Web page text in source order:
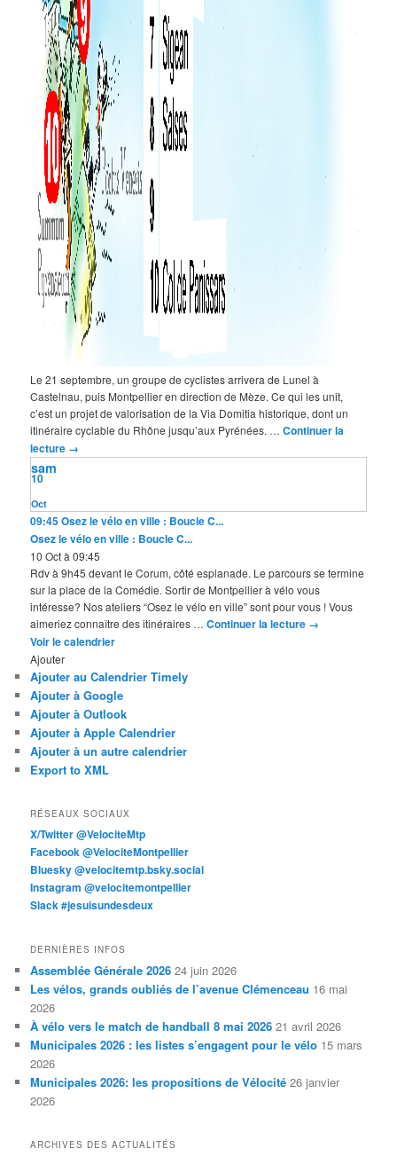
Le 21 septembre, un groupe de cyclistes arrivera de Lunel à
Castelnau, puis Montpellier en direction de Mèze. Ce qui les unit,
c’est un projet de valorisation de la Via Domitia historique, dont un
itinéraire cyclable du Rhône jusqu’aux Pyrénées. …Continuer la
lecture →
Oct
10
sam
09:45Osez le vélo en ville : Boucle C...
Osez le vélo en ville : Boucle C...
10 Oct à 09:45
Rdv à 9h45 devant le Corum, côté esplanade. Le parcours se termine
sur la place de la Comédie. Sortir de Montpellier à vélo vous
intéresse? Nos ateliers “Osez le vélo en ville” sont pour vous ! Vous
aimeriez connaître des itinéraires …Continuer la lecture →
Voir le calendrier
Ajouter
Ajouter au Calendrier Timely
Ajouter à Google
Ajouter à Outlook
Ajouter à Apple Calendrier
Ajouter à un autre calendrier
Export to XML
RÉSEAUX SOCIAUX
X/Twitter @VelociteMtp
Facebook @VelociteMontpellier
Bluesky @velocitemtp.bsky.social
Instagram @velocitemontpellier
Slack #jesuisundesdeux
DERNIÈRES INFOS
Assemblée Générale 2026 24 juin 2026
Les vélos, grands oubliés de l’avenue Clémenceau 16 mai
2026
À vélo vers le match de handball 8 mai 2026 21 avril 2026
Municipales 2026 : les listes s’engagent pour le vélo 15 mars
2026
Municipales 2026: les propositions de Vélocité 26 janvier
2026
ARCHIVES DES ACTUALITÉS